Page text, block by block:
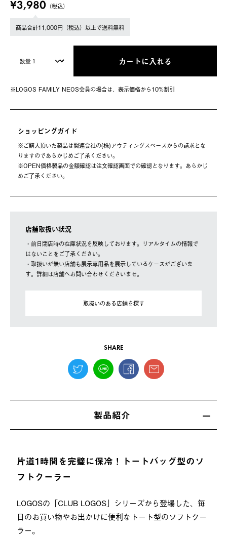
¥3,980 （税込）
商品合計11,000円（税込）以上で送料無料
カートに入れる
※LOGOS FAMILY NEOS会員の場合は、表⽰価格から10%割引
ショッピングガイド
※ご購⼊頂いた製品は関連会社の(株)アウティングスペースからの請求とな
りますのであらかじめご了承ください。
※OPEN価格製品の⾦額確認は注⽂確認画⾯での確認となります。あらかじ
めご了承ください。
店舗取扱い状況
・前日閉店時の在庫状況を反映しております。リアルタイムの情報で
はないことをご了承ください。
・取扱いが無い店舗も展示専用品を展示しているケースがございま
す。詳細は店舗へお問い合わせくださいませ。
取扱いのある店舗を探す
SHARE
製品紹介
片道1時間を完璧に保冷！トートバッグ型のソ
フトクーラー
LOGOSの「CLUB LOGOS」シリーズから登場した、毎
日のお買い物やお出かけに便利なトート型のソフトクー
ラー。